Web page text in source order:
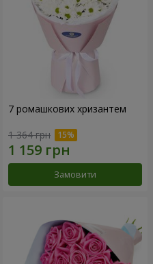
7 ромашкових хризантем
1 364 грн
Замовити